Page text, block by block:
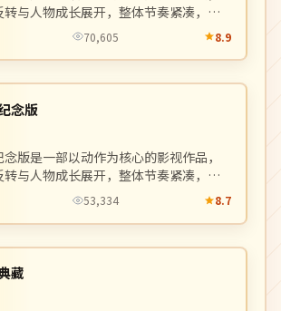
与人物成长展开，整体节奏紧凑，值
70,605 8.9
念版
版是一部以动作为核心的影视作品，
与人物成长展开，整体节奏紧凑，值
53,334 8.7
藏